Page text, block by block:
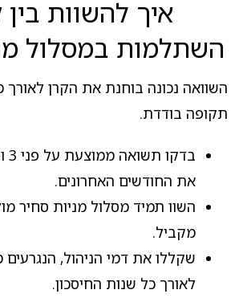
איך להשוות
השתלמות במסלול
השוואה נכונה בוחנת את הקרן לאורך
תקופה בודדת.
את החודשים האחרונים.
השוו תמיד מסלול מניות סחיר
מקביל.
שקללו את דמי הניהול,
לאורך כל שנות החיסכון.